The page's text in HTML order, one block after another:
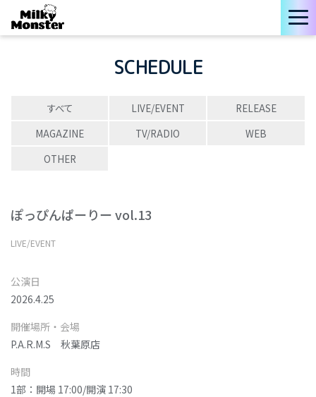
SCHEDULE
すべて LIVE/EVENT
RELEASE
MAGAZINE
TV/RADIO
WEB
OTHER
ぽっぴんぱーりー vol.13
LIVE/EVENT
公演日
2026.4.25
開催場所・会場
P.A.R.M.S 秋葉原店
時間
1部：開場 17:00/開演 17:30